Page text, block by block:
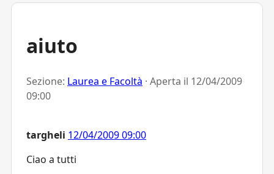
aiuto
Sezione: Laurea e Facoltà · Aperta il 12/04/2009
09:00
targheli 12/04/2009 09:00
Ciao a tutti